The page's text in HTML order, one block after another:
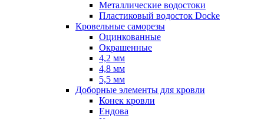
Металлические водостоки
Пластиковый водосток Docke
Кровельные саморезы
Оцинкованные
Окрашенные
4,2 мм
4,8 мм
5,5 мм
Доборные элементы для кровли
Конек кровли
Ендова